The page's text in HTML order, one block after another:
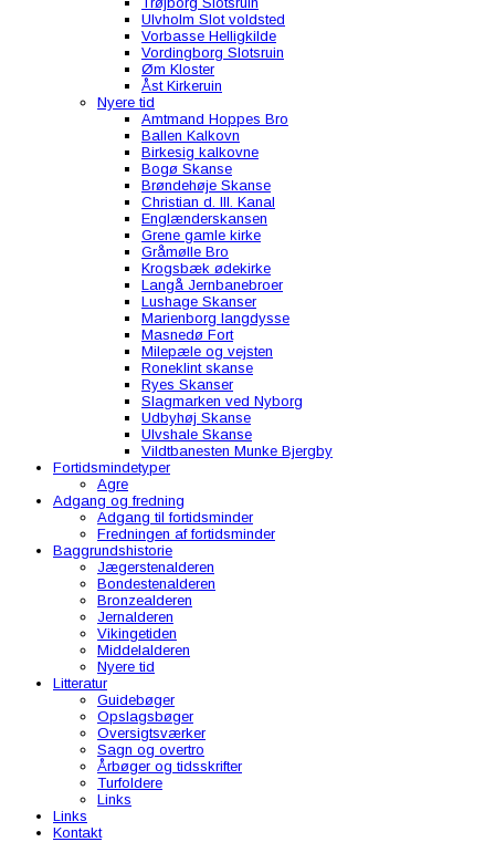
Ulvholm Slot voldsted
Vorbasse Helligkilde
Vordingborg Slotsruin
Øm Kloster
Åst Kirkeruin
Nyere tid
Amtmand Hoppes Bro
Ballen Kalkovn
Birkesig kalkovne
Bogø Skanse
Brøndehøje Skanse
Christian d. III. Kanal
Englænderskansen
Grene gamle kirke
Gråmølle Bro
Krogsbæk ødekirke
Langå Jernbanebroer
Lushage Skanser
Marienborg langdysse
Masnedø Fort
Milepæle og vejsten
Roneklint skanse
Ryes Skanser
Slagmarken ved Nyborg
Udbyhøj Skanse
Ulvshale Skanse
Vildtbanesten Munke Bjergby
Fortidsmindetyper
Agre
Adgang og fredning
Adgang til fortidsminder
Fredningen af fortidsminder
Baggrundshistorie
Jægerstenalderen
Bondestenalderen
Bronzealderen
Jernalderen
Vikingetiden
Middelalderen
Nyere tid
Litteratur
Guidebøger
Opslagsbøger
Oversigtsværker
Sagn og overtro
Årbøger og tidsskrifter
Turfoldere
Links
Links
Kontakt